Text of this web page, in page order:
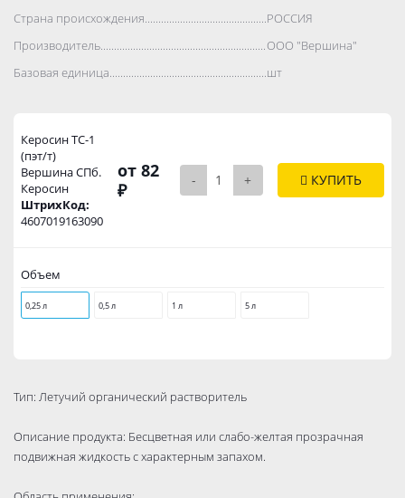
Страна происхождения..................................................................................
РОССИЯ
Производитель..................................................................................
ООО "Вершина"
Базовая единица..................................................................................
шт
Керосин ТС-1
(пэт/т)
Вершина СПб.
Керосин
ШтрихКод:
4607019163090
от 82
₽
- + КУПИТЬ
Объем
0,25 л 0,5 л 1 л 5 л
Тип: Летучий органический растворитель
Описание продукта: Бесцветная или слабо-желтая прозрачная
подвижная жидкость с характерным запахом.